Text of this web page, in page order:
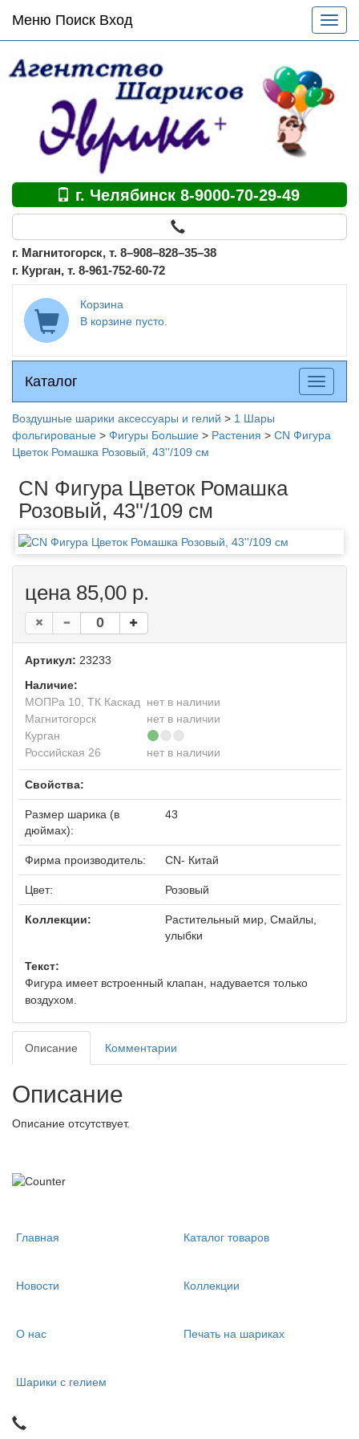
Основное
меню
по
Меню Поиск Вход
меню
г. Челябинск 8-9000-70-29-49
г. Магнитогорск, т. 8–908–828–35–38
г. Курган, т. 8-961-752-60-72
Корзина
В корзине пусто.
Каталог
Каталог
меню
Воздушные шарики аксессуары и гелий > 1 Шары
фольгированые > Фигуры Большие > Растения > CN Фигура
Цветок Ромашка Розовый, 43''/109 см
CN Фигура Цветок Ромашка
Розовый, 43''/109 см
цена 85,00 р.
Артикул: 23233
Наличие:
МОПРа 10, ТК Каскад
нет в наличии
Магнитогорск
нет в наличии
Курган
Российская 26
нет в наличии
Свойства:
Размер шарика (в
дюймах):
43
Фирма производитель: CN- Китай
Цвет: Розовый
Коллекции:
Растительный мир, Смайлы,
улыбки
Текст:
Фигура имеет встроенный клапан, надувается только
воздухом.
Описание Комментарии
Описание
Описание отсутствует.
Главная Каталог товаров
Новости Коллекции
О нас Печать на шариках
Шарики с гелием